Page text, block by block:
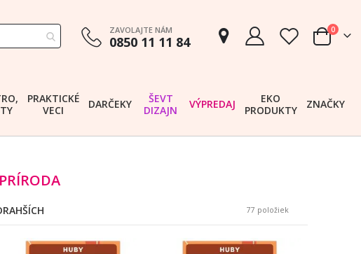
ZAVOLAJTE NÁM
0850 11 11 84 Cart
0
PRAKTICKÉ
VECI
DARČEKY
ŠEVT
DIZAJN
VÝPREDAJ
EKO
PRODUKTY
ZNAČKY
77 položiek